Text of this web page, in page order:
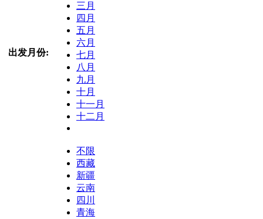
出发月份:
三月
四月
五月
六月
七月
八月
九月
十月
十一月
十二月
不限
西藏
新疆
云南
四川
青海